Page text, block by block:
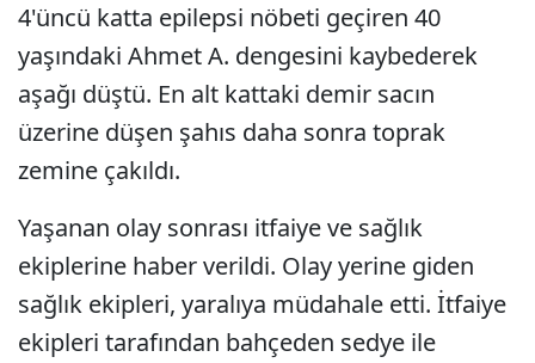
4'üncü katta epilepsi nöbeti geçiren 40
yaşındaki Ahmet A. dengesini kaybederek
aşağı düştü. En alt kattaki demir sacın
üzerine düşen şahıs daha sonra toprak
zemine çakıldı.
Yaşanan olay sonrası itfaiye ve sağlık
ekiplerine haber verildi. Olay yerine giden
sağlık ekipleri, yaralıya müdahale etti. İtfaiye
ekipleri tarafından bahçeden sedye ile